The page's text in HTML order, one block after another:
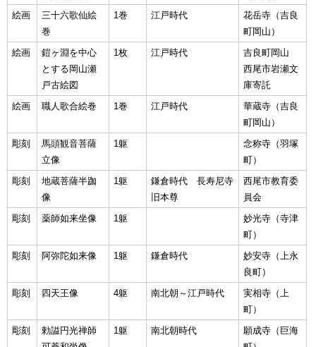
絵画
三十六歌仙絵
巻
1巻 江戸時代
花岳寺（吉良
町岡山）
絵画
鎧ヶ淵を中心
とする岡山瀬
戸古絵図
1枚 江戸時代
吉良町岡山
西尾市岩瀬文
庫寄託
絵画
職人歌合絵巻 1巻 江戸時代
華蔵寺（吉良
町岡山）
彫刻
馬頭観音菩薩
立像
1躯
念称寺（羽塚
町）
彫刻
地蔵菩薩半跏
像
1躯
鎌倉時代 長寿尼寺
旧本尊
西尾市教育委
員会
彫刻
薬師如来坐像 1躯
妙光寺（寺津
町）
彫刻
阿弥陀如来像 1躯 鎌倉時代
妙安寺（上永
良町）
彫刻
四天王像 4躯 南北朝～江戸時代
実相寺（上
町）
彫刻
勅謚円光禅師
1躯 南北朝時代
願成寺（巨海